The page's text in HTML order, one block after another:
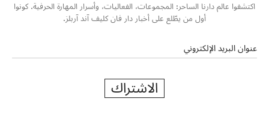
اكتشفوا عالم دارنا الساحر: المجموعات، الفعاليات، وأسرار المهارة الحرفية. كونوا
أول من يطّلع على أخبار دار فان كليف آند آربلز.
عنوان البريد الإلكتروني